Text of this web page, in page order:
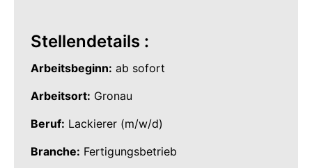
Stellendetails :
Arbeitsbeginn: ab sofort
Arbeitsort: Gronau
Beruf: Lackierer (m/w/d)
Branche: Fertigungsbetrieb